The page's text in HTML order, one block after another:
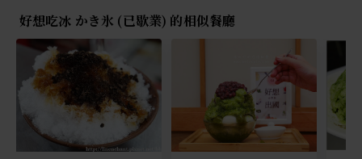
好想吃冰 かき氷 (已歇業) 的相似餐廳